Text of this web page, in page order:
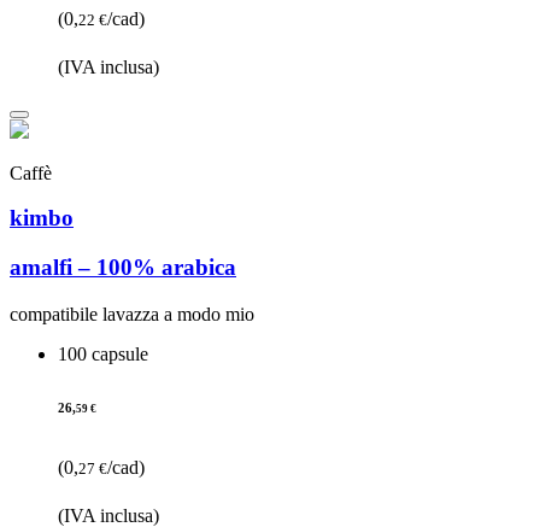
(0,22 €/cad)
(IVA inclusa)
Caffè
kimbo
amalfi – 100% arabica
compatibile lavazza a modo mio
100 capsule
26,59 €
(0,27 €/cad)
(IVA inclusa)